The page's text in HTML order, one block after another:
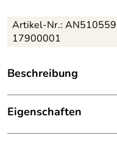
Artikel-Nr.:
17900001
Beschreibung
Bietet einen super
Scheibentechnologie.
Gesichtsform an. Die
Eigenschaften
Ausstattung